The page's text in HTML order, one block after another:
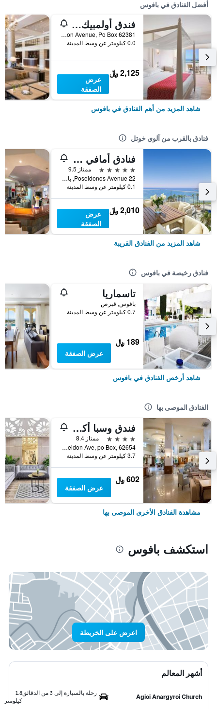
أفضل الفنادق في بافوس
فندق أولمبيك لاغون ريزورت بافوس
Poseidon Avenue, Po Box 62381, بافوس, قبرص
0.0 كيلومتر عن وسط المدينة
2,125 ﷼
عرض
الصفقة
شاهد المزيد من أهم الفنادق في بافوس
فنادق بالقرب من آلوي خوتل
فنادق أمافي ماد فور تو - بافوس
5 نجوم
ممتاز 9.5
Poseidonos Avenue 22, بافوس, قبرص
0.1 كيلومتر عن وسط المدينة
2,010 ﷼
عرض
الصفقة
شاهد المزيد من الفنادق القريبة
فنادق رخيصة في بافوس
تاسماريا
بافوس, قبرص
0.7 كيلومتر عن وسط المدينة
189 ﷼
عرض الصفقة
شاهد أرخص الفنادق في بافوس
الفنادق الموصى بها
فندق وسبا أكوامير بيتش
4 نجوم
ممتاز 8.4
Poseidon Ave, po Box, 62654, بافوس, قبرص
3.7 كيلومتر عن وسط المدينة
602 ﷼
عرض الصفقة
مشاهدة الفنادق الأخرى الموصى بها
استكشف بافوس
اعرض على الخريطة
أشهر المعالم
Agioi Anargyroi Church
رحلة بالسيارة إلى 3 من الدقائق
1.8
كيلومتر